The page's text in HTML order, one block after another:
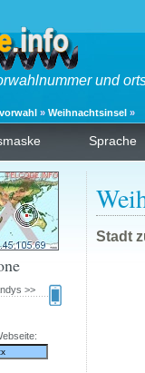
und
» Weihnachtsinsel »
Sprache
Stadt
>>